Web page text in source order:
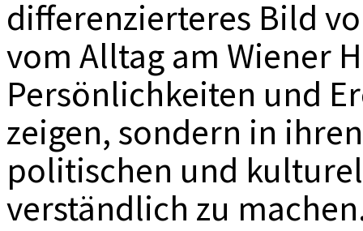
differenzierteres Bild
vom Alltag am Wiener
Persönlichkeiten und
zeigen, sondern in
politischen und
verständlich zu